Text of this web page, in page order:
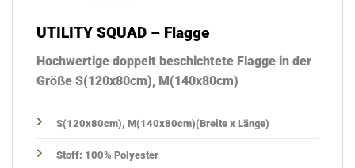
UTILITY SQUAD – Flagge
Hochwertige doppelt beschichtete Flagge in der
Größe S(120x80cm), M(140x80cm)
S(120x80cm), M(140x80cm)(Breite x Länge)
Stoff: 100% Polyester